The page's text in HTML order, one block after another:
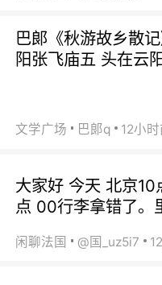
巴郞《秋游故乡散
阳张飞庙五 头在云
文学广场 巴郞q 12小
大家好 今天 北京
点 00行李拿错了。
闲聊法国 @国_uz5i7